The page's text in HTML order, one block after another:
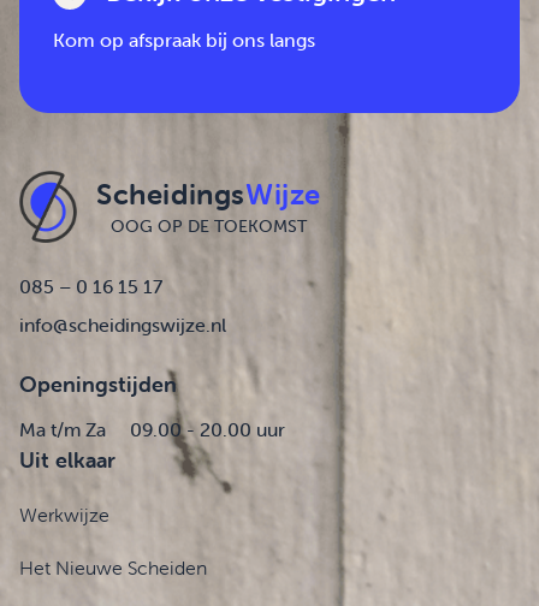
Kom op afspraak bij ons langs
ScheidingsWijze
OOG OP DE TOEKOMST
085 – 0 16 15 17
info@scheidingswijze.nl
Openingstijden
Ma t/m Za 09.00 - 20.00 uur
Uit elkaar
Werkwijze
Het Nieuwe Scheiden